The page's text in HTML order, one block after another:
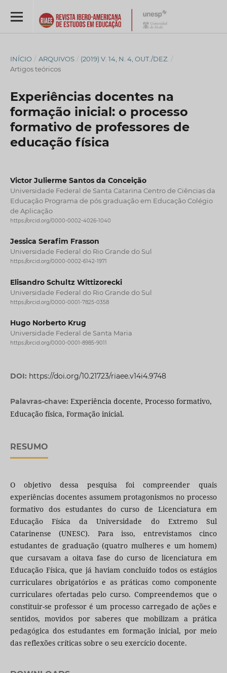
INÍCIO / ARQUIVOS / (2019) V. 14, N. 4, OUT./DEZ. /
Artigos teóricos
Experiências docentes na
formação inicial: o processo
formativo de professores de
educação física
Victor Julierme Santos da Conceição
Universidade Federal de Santa Catarina Centro de Ciências da
Educação Programa de pós graduação em Educação Colégio
de Aplicação
https://orcid.org/0000-0002-4026-1040
Jessica Serafim Frasson
Universidade Federal do Rio Grande do Sul
https://orcid.org/0000-0002-6142-1971
Elisandro Schultz Wittizorecki
Universidade Federal do Rio Grande do Sul
https://orcid.org/0000-0001-7825-0358
Hugo Norberto Krug
Universidade Federal de Santa Maria
https://orcid.org/0000-0001-8985-9011
DOI: https://doi.org/10.21723/riaee.v14i4.9748
Palavras-chave: Experiência docente, Processo formativo,
Educação física, Formação inicial.
RESUMO
O objetivo dessa pesquisa foi compreender quais
experiências docentes assumem protagonismos no processo
formativo dos estudantes do curso de Licenciatura em
Educação Física da Universidade do Extremo Sul
Catarinense (UNESC). Para isso, entrevistamos cinco
estudantes de graduação (quatro mulheres e um homem)
que cursavam a oitava fase do curso de licenciatura em
Educação Física, que já haviam concluído todos os estágios
curriculares obrigatórios e as práticas como componente
curriculares ofertadas pelo curso. Compreendemos que o
constituir-se professor é um processo carregado de ações e
sentidos, movidos por saberes que mobilizam a prática
pedagógica dos estudantes em formação inicial, por meio
das reflexões críticas sobre o seu exercício docente.